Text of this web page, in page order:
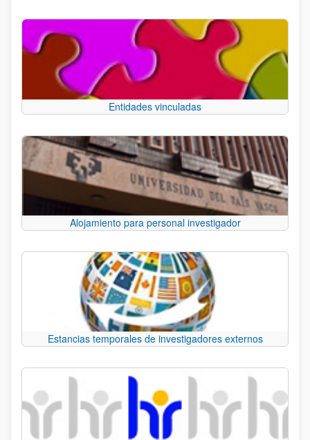
Entidades vinculadas
Alojamiento para personal investigador
Estancias temporales de investigadores externos